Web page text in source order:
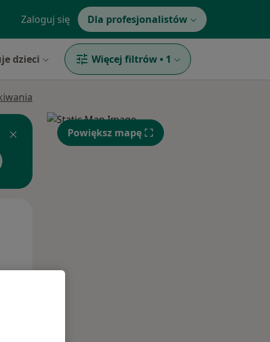
Zaloguj się Dla profesjonalistów
dzieci Więcej filtrów • 1
Powiększ mapę